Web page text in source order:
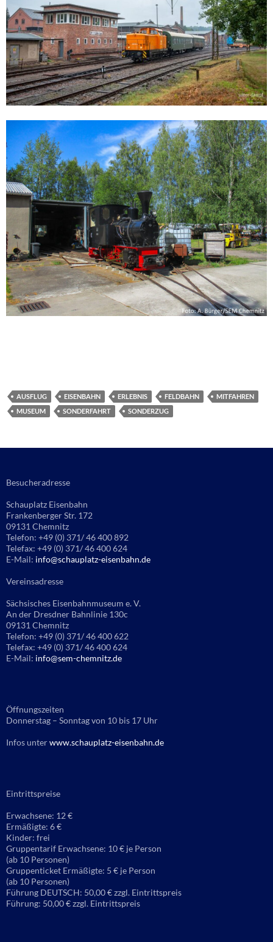
AUSFLUG EISENBAHN ERLEBNIS FELDBAHN
MITFAHREN
MUSEUM
SONDERFAHRT SONDERZUG
Besucheradresse
Schauplatz Eisenbahn
Frankenberger Str. 172
09131 Chemnitz
Telefon: +49 (0) 371/ 46 400 892
Telefax: +49 (0) 371/ 46 400 624
E-Mail: info@schauplatz-eisenbahn.de
Vereinsadresse
Sächsisches Eisenbahnmuseum e. V.
An der Dresdner Bahnlinie 130c
09131 Chemnitz
Telefon: +49 (0) 371/ 46 400 622
Telefax: +49 (0) 371/ 46 400 624
E-Mail: info@sem-chemnitz.de
Öffnungszeiten
Donnerstag – Sonntag von 10 bis 17 Uhr
Infos unterwww.schauplatz-eisenbahn.de
Eintrittspreise
Erwachsene: 12 €
Ermäßigte: 6 €
Kinder: frei
Gruppentarif Erwachsene: 10 € je Person
(ab 10 Personen)
Gruppenticket Ermäßigte: 5 € je Person
(ab 10 Personen)
Führung DEUTSCH: 50,00 € zzgl. Eintrittspreis
Führung: 50,00 € zzgl. Eintrittspreis